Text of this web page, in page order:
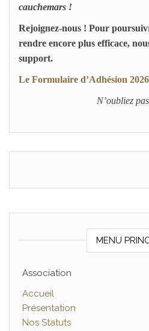
cauchemars !
Rejoignez-nous ! Pour
rendre encore plus efficace,
support.
Le Formulaire d’Adhésion 2026
N’oubliez
MENU
Association
Accueil
Présentation
Nos Statuts